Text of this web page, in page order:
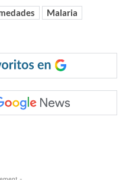
Malaria